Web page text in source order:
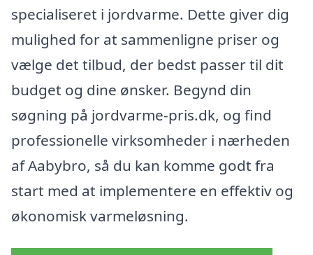
specialiseret i jordvarme. Dette giver dig
mulighed for at sammenligne priser og
vælge det tilbud, der bedst passer til dit
budget og dine ønsker. Begynd din
søgning på jordvarme-pris.dk, og find
professionelle virksomheder i nærheden
af Aabybro, så du kan komme godt fra
start med at implementere en effektiv og
økonomisk varmeløsning.